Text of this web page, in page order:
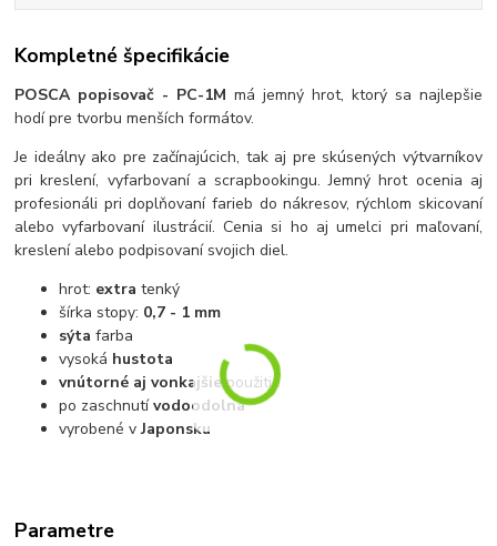
Kompletné špecifikácie
POSCA popisovač - PC-1M má jemný hrot, ktorý sa najlepšie
hodí pre tvorbu menších formátov.
Je ideálny ako pre začínajúcich, tak aj pre skúsených výtvarníkov
pri kreslení, vyfarbovaní a scrapbookingu. Jemný hrot ocenia aj
profesionáli pri doplňovaní farieb do nákresov, rýchlom skicovaní
alebo vyfarbovaní ilustrácií. Cenia si ho aj umelci pri maľovaní,
kreslení alebo podpisovaní svojich diel.
hrot: extratenký
šírka stopy: 0,7 - 1 mm
sýtafarba
vysoká hustota
vnútorné aj vonkajšiepoužitie
po zaschnutívodoodolná
vyrobené vJaponsku
Parametre